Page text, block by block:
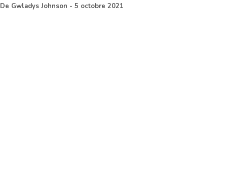
De Gwladys Johnson - 5 octobre 2021